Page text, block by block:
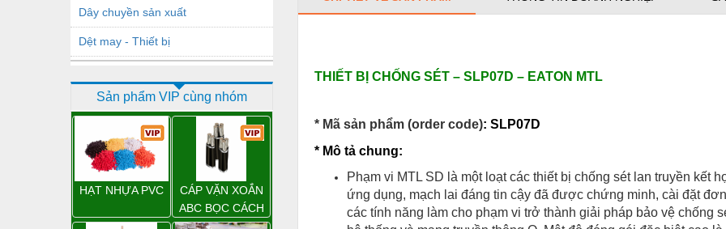
Dây chuyền sản xuất
Dệt may - Thiết bị
Dịch vụ - Thi công
Điện công nghiệp
Điện gia dụng
Điện Lạnh
Đóng tàu Thiết bị
Sản phẩm VIP cùng nhóm
HẠT NHỰA PVC
CÁP VẶN XOẮN
ABC BỌC CÁCH
ĐIỆN XLPE
THIẾT BỊ CHỐNG SÉT – SLP07D – EATON MTL
* Mã sản phẩm (order code): SLP07D
* Mô tả chung:
Phạm vi MTL SD là một loạt các thiết bị chống sét lan truyền kết
ứng dụng, mạch lai đáng tin cậy đã được chứng minh, cài đặt
các tính năng làm cho phạm vi trở thành giải pháp bảo vệ chống